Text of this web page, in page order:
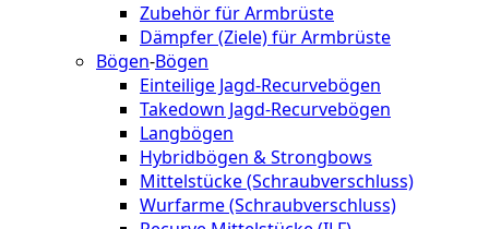
Zubehör für Armbrüste
Dämpfer (Ziele) für Armbrüste
Bögen-Bögen
Einteilige Jagd-Recurvebögen
Takedown Jagd-Recurvebögen
Langbögen
Hybridbögen & Strongbows
Mittelstücke (Schraubverschluss)
Wurfarme (Schraubverschluss)